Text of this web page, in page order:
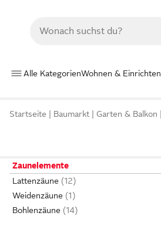
Alle KategorienWohnen & Einrichten
Startseite Baumarkt Garten & Balkon
Zaunelemente
Lattenzäune
Weidenzäune
Bohlenzäune